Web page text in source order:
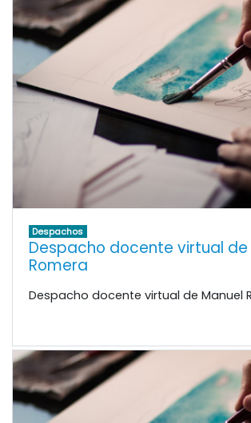
Despachos
Despacho docente virtual de
Romera
Despacho docente virtual de Manuel